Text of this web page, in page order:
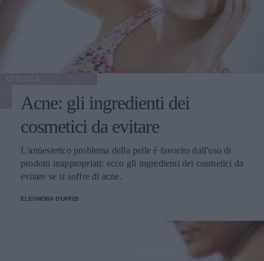
Acne: gli ingredienti dei
cosmetici da evitare
L'antiestetico problema della pelle è favorito dall'uso di
prodotti inappropriati: ecco gli ingredienti dei cosmetici da
evitare se si soffre di acne.
ELEONORA D'UFFIZI